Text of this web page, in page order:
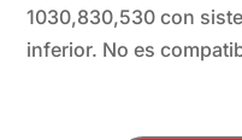
1030,830,530 con
inferior. No es